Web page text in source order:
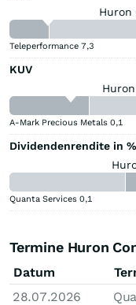
Huron
Teleperformance 7,3
KUV
A-Mark Precious Metals 0,1
Dividendenrendite in %
Quanta Services 0,1
Termine Huron
Datum
28.07.2026